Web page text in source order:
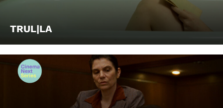
TRUL|LA